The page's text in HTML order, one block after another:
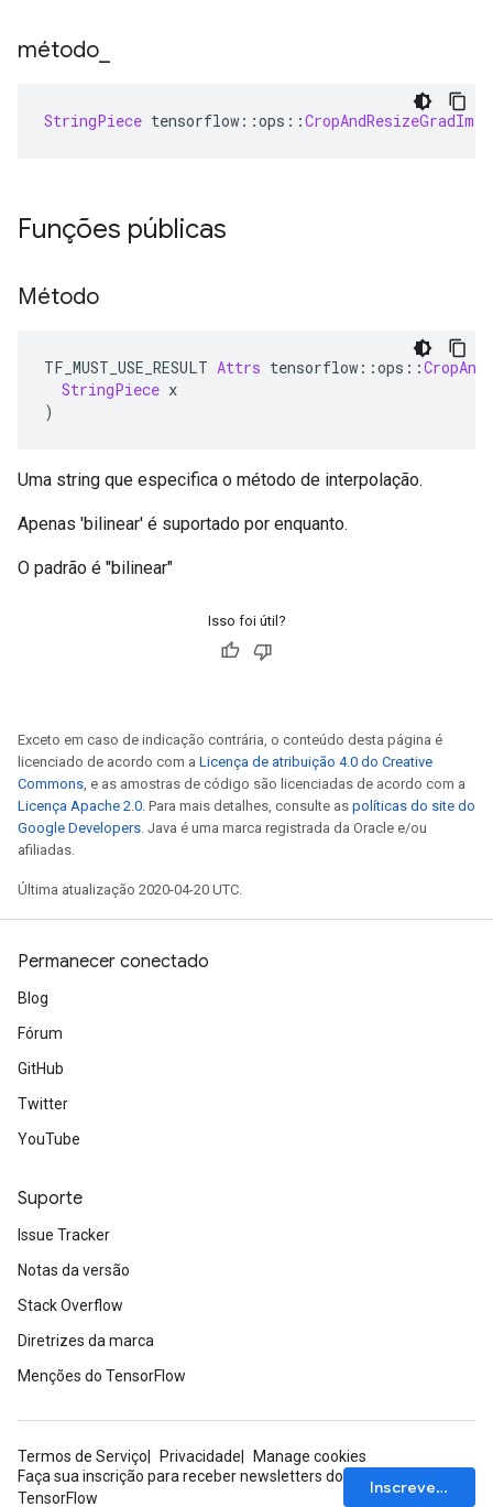
método
StringPiece tensorflow ::ops ::
Funções públicas
Método
TF_MUST_USE_RESULT Attrs tensorflow ::ops ::
StringPiece x
)
Uma string que especifica o método de interpolação.
Apenas 'bilinear' é suportado por enquanto.
O padrão é "bilinear"
Isso foi útil?
Exceto em caso de indicação contrária, o conteúdo desta página é
licenciado de acordo com a Licença de atribuição 4.0 do Creative
Commons, e as amostras de código são licenciadas de acordo com a
Licença Apache 2.0. Para mais detalhes, consulte as políticas do site do
Google Developers. Java é uma marca registrada da Oracle e/ou
afiliadas.
Última atualização 2020-04-20 UTC.
Permanecer conectado
Blog
Fórum
GitHub
Twitter
YouTube
Suporte
Issue Tracker
Notas da versão
Stack Overflow
Diretrizes da marca
Menções do TensorFlow
Termos de Serviço Privacidade
Manage cookies
Faça sua inscrição para receber newsletters do
TensorFlow
Inscrever-se